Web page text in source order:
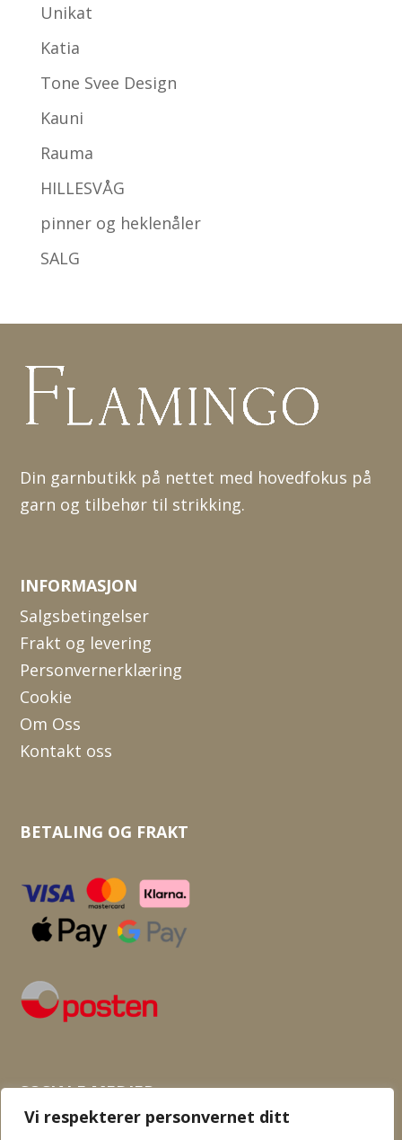
Vi respekterer personvernet ditt
Unikat
Katia
Tone Svee Design
Kauni
Rauma
HILLESVÅG
pinner og heklenåler
SALG
Din garnbutikk på nettet med hovedfokus på
garn og tilbehør til strikking.
INFORMASJON
Salgsbetingelser
Frakt og levering
Personvernerklæring
Cookie
Om Oss
Kontakt oss
BETALING OG FRAKT
SOSIALE MEDIER